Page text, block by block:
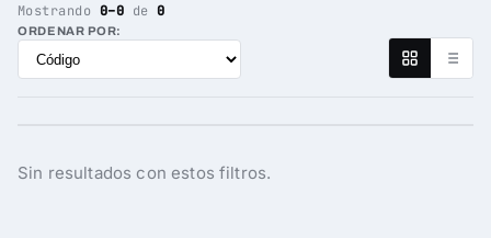
Mostrando 0–0 de0
ORDENAR POR:
Sin resultados con estos filtros.